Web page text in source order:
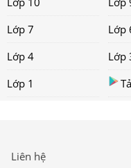
Lớp 7
Lớp
Lớp 4
Lớp
Lớp 1
Liên hệ